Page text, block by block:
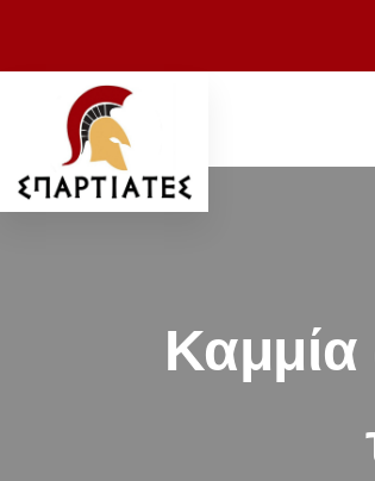
Καμμία